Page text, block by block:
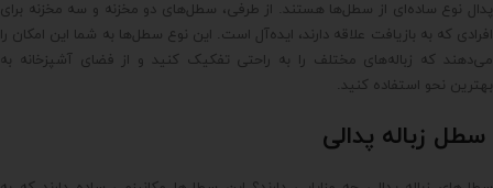
پدال نوع ساده‌ای از سطل‌ها هستند. از طرفی، سطل‌های دو مخزنه و سه مخزنه برای
افرادی که به بازیافت علاقه دارند، ایده‌آل است. این نوع سطل‌ها به شما این امکان را
می‌دهند که زباله‌های مختلف را به راحتی تفکیک کنید و از فضای آشپزخانه به
بهترین نحو استفاده کنید.
سطل زباله پدالی